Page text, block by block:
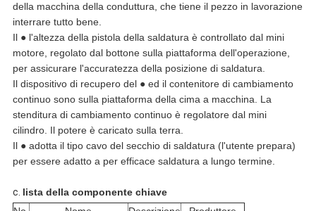
della macchina della conduttura, che tiene il pezzo in lavorazione
interrare tutto bene.
Il ● l'altezza della pistola della saldatura è controllato dal mini
motore, regolato dal bottone sulla piattaforma dell'operazione,
per assicurare l'accuratezza della posizione di saldatura.
Il dispositivo di recupero del ● ed il contenitore di cambiamento
continuo sono sulla piattaforma della cima a macchina. La
stenditura di cambiamento continuo è regolatore dal mini
cilindro. Il potere è caricato sulla terra.
Il ● adotta il tipo cavo del secchio di saldatura (l'utente prepara)
per essere adatto a per efficace saldatura a lungo termine.
c. lista della componente chiave